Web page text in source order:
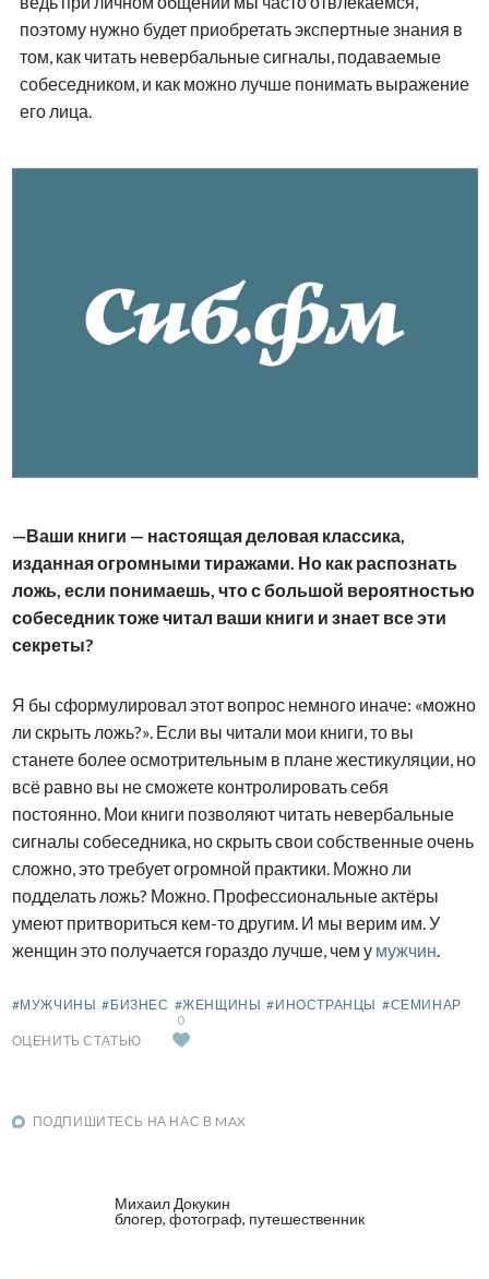
поэтому нужно будет приобретать экспертные знания в
том, как читать невербальные сигналы, подаваемые
собеседником, и как можно лучше понимать выражение
его лица.
Ваши книги — настоящая деловая классика,
изданная огромными тиражами. Но как распознать
ложь, если понимаешь, что с большой вероятностью
собеседник тоже читал ваши книги и знает все эти
секреты?
Я бы сформулировал этот вопрос немного иначе: «можно
ли скрыть ложь?». Если вы читали мои книги, то вы
станете более осмотрительным в плане жестикуляции, но
всё равно вы не сможете контролировать себя
постоянно. Мои книги позволяют читать невербальные
сигналы собеседника, но скрыть свои собственные очень
сложно, это требует огромной практики. Можно ли
подделать ложь? Можно. Профессиональные актёры
умеют притвориться кем-то другим. И мы верим им. У
женщин это получается гораздо лучше, чем у мужчин.
#МУЖЧИНЫ #БИЗНЕС #ЖЕНЩИНЫ #ИНОСТРАНЦЫ #СЕМИНАР
ОЦЕНИТЬ СТАТЬЮ
0
ПОДПИШИТЕСЬ НА НАС В MAX
Михаил Докукин
блогер, фотограф, путешественник